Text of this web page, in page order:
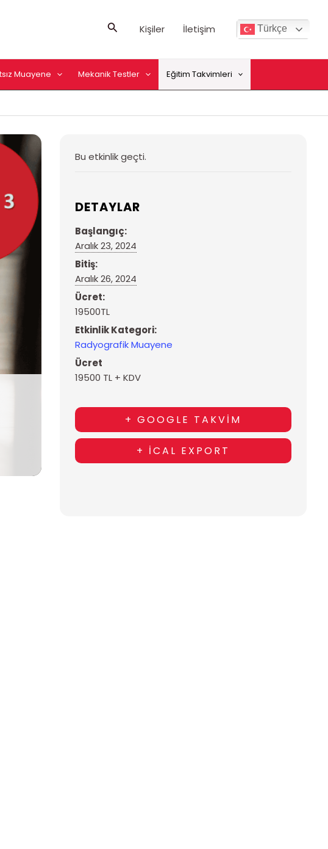
AramaKişiler İletişim Türkçe
Muayene Mekanik Testler Eğitim Takvimleri
Bu etkinlik geçti.
DETAYLAR
Başlangıç:
Aralık 23, 2024
Bitiş:
Aralık 26, 2024
Ücret:
19500TL
Etkinlik Kategori:
Radyografik Muayene
Ücret
19500 TL + KDV
+ GOOGLE TAKVIM
+ ICAL EXPORT